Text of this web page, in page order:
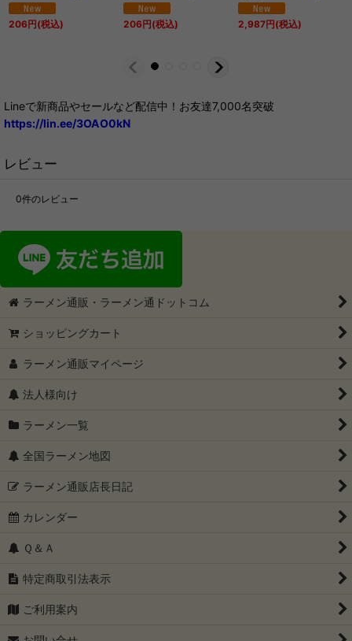
206円(税込) 206円(税込) 2,987円(税込)
Lineで新商品やセールなど配信中！お友達7,000名突破
https://lin.ee/3OAO0kN
レビュー
0件のレビュー
ラーメン通販・ラーメン通ドットコム
ショッピングカート
ラーメン通販マイページ
法人様向け
ラーメン一覧
全国ラーメン地図
ラーメン通販店長日記
カレンダー
Ｑ＆Ａ
特定商取引法表示
ご利用案内